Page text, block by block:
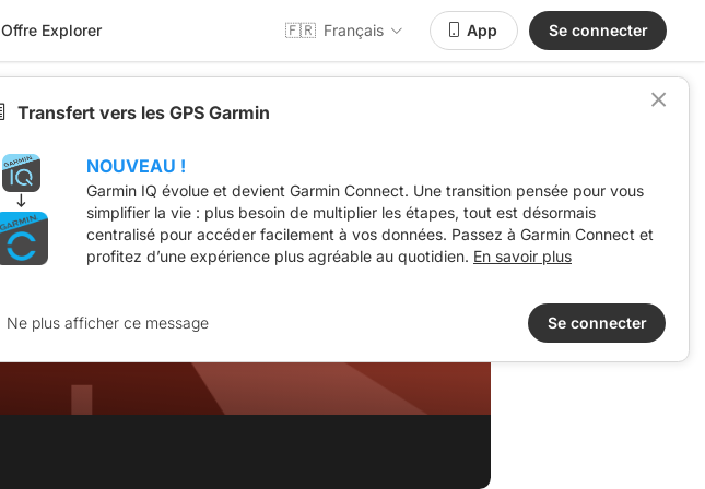
Offre Explorer 🇫🇷 Français App Se connecter
Transfert vers les GPS Garmin
NOUVEAU !
Garmin IQ évolue et devient Garmin Connect. Une transition pensée pour vous
simplifier la vie : plus besoin de multiplier les étapes, tout est désormais
centralisé pour accéder facilement à vos données. Passez à Garmin Connect et
profitez d’une expérience plus agréable au quotidien. En savoir plus
Ne plus afficher ce message Se connecter